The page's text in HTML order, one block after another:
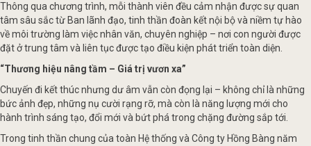
Thông qua chương trình, mỗi thành viên đều cảm nhận được sự quan
tâm sâu sắc từ Ban lãnh đạo, tinh thần đoàn kết nội bộ và niềm tự hào
về môi trường làm việc nhân văn, chuyên nghiệp – nơi con người được
đặt ở trung tâm và liên tục được tạo điều kiện phát triển toàn diện.
“Thương hiệu nâng tầm – Giá trị vươn xa”
Chuyến đi kết thúc nhưng dư âm vẫn còn đọng lại – không chỉ là những
bức ảnh đẹp, những nụ cười rạng rỡ, mà còn là năng lượng mới cho
hành trình sáng tạo, đổi mới và bứt phá trong chặng đường sắp tới.
Trong tinh thần chung của toàn Hệ thống và Công ty Hồng Bàng năm